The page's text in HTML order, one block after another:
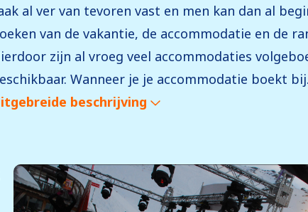
al ver van tevoren vast en men kan dan al
van de vakantie, de accommodatie en de
zijn al vroeg veel accommodaties
Wanneer je je accommodatie boekt
beschrijving